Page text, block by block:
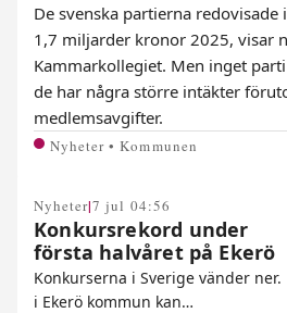
De svenska partierna
1,7 miljarder kronor 2025, visar
Kammarkollegiet. Men inget
de har några större intäkter
medlemsavgifter.
Nyheter • Kommunen
Nyheter|7 jul 04:56
Konkursrekord under
första halvåret på Ekerö
Konkurserna i Sverige vänder ner.
i Ekerö kommun kan…